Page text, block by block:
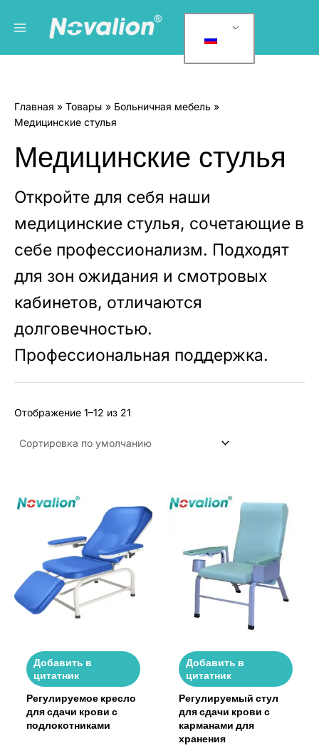
содержанию
Главное
меню
а
о
р
и
и
т
в
а
о
в
Главная Товары
Больничная мебель
Медицинские стулья
Медицинские стулья
Откройте для себя наши
медицинские стулья, сочетающие в
себе профессионализм. Подходят
для зон ожидания и смотровых
кабинетов, отличаются
долговечностью.
Профессиональная поддержка.
Отображение 1–12 из 21
Добавить в
цитатник
Регулируемое кресло
для сдачи крови с
подлокотниками
Добавить в
цитатник
Регулируемый стул
для сдачи крови с
карманами для
хранения